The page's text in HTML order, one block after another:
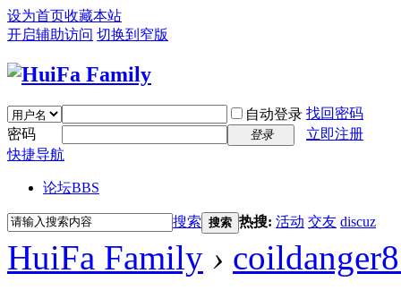
设为首页收藏本站
开启辅助访问 切换到窄版
自动登录 找回密码
密码
登录
立即注册
快捷导航
论坛BBS
搜索 搜索 热搜: 活动 交友 discuz
HuiFa Family ›